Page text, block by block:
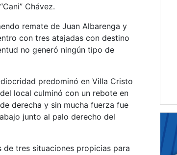
Chávez.
remate de Juan Albarenga y
con tres atajadas con destino
no generó ningún tipo de
predominó en Villa Cristo
local culminó con un rebote en
derecha y sin mucha fuerza fue
junto al palo derecho del
tres situaciones propicias para